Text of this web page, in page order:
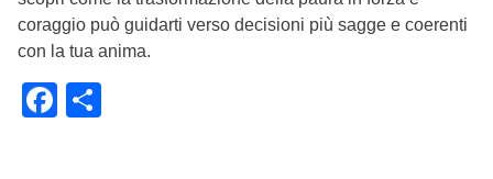
coraggio può guidarti verso decisioni più sagge e coerenti
con la tua anima.
Facebook